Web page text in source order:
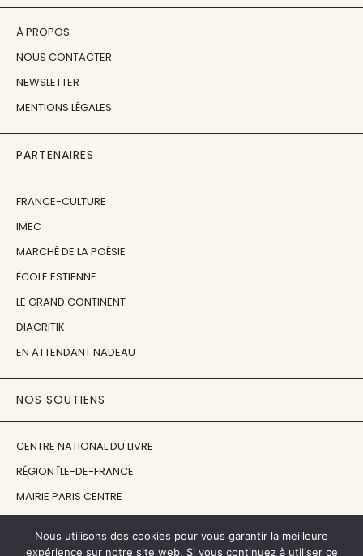
À PROPOS
NOUS CONTACTER
NEWSLETTER
MENTIONS LÉGALES
PARTENAIRES
FRANCE-CULTURE
IMEC
MARCHÉ DE LA POÉSIE
ÉCOLE ESTIENNE
LE GRAND CONTINENT
DIACRITIK
EN ATTENDANT NADEAU
NOS SOUTIENS
CENTRE NATIONAL DU LIVRE
RÉGION ÎLE-DE-FRANCE
MAIRIE PARIS CENTRE
FONDATION JAN MICHALSKI
Nous utilisons des cookies pour vous garantir la meilleure
expérience sur notre site web. Si vous continuez à utiliser ce